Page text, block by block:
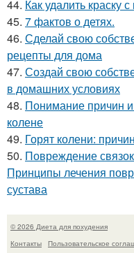
44. Как удалить краску
45. 7 фактов о детях.
46. Сделай свою
рецепты для дома
47. Создай свою
в домашних условиях
48. Понимание причин
колене
49. Горят колени:
50. Повреждение
Принципы лечения
сустава
© 2026 Диета для похудения
Контакты
Пользовательское